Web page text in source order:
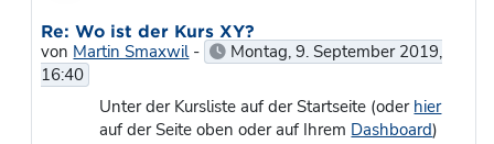
Re: Wo ist der Kurs XY?
von Martin Smaxwil-
Montag, 9. September 2019,
16:40
Unter der Kursliste auf der Startseite (oder hier
auf der Seite oben oder auf Ihrem Dashboard)